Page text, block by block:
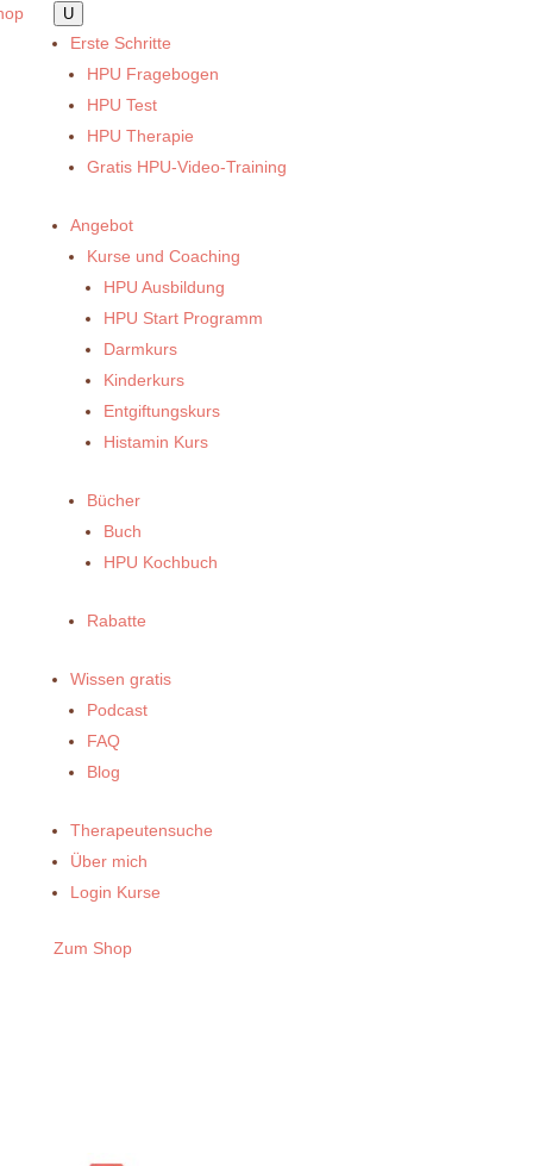
U
Erste Schritte
HPU Fragebogen
HPU Test
HPU Therapie
Gratis HPU-Video-Training
Angebot
Kurse und Coaching
HPU Ausbildung
HPU Start Programm
Darmkurs
Kinderkurs
Entgiftungskurs
Histamin Kurs
Bücher
Buch
HPU Kochbuch
Rabatte
Wissen gratis
Podcast
FAQ
Blog
Therapeutensuche
Über mich
Login Kurse
Zum Shop